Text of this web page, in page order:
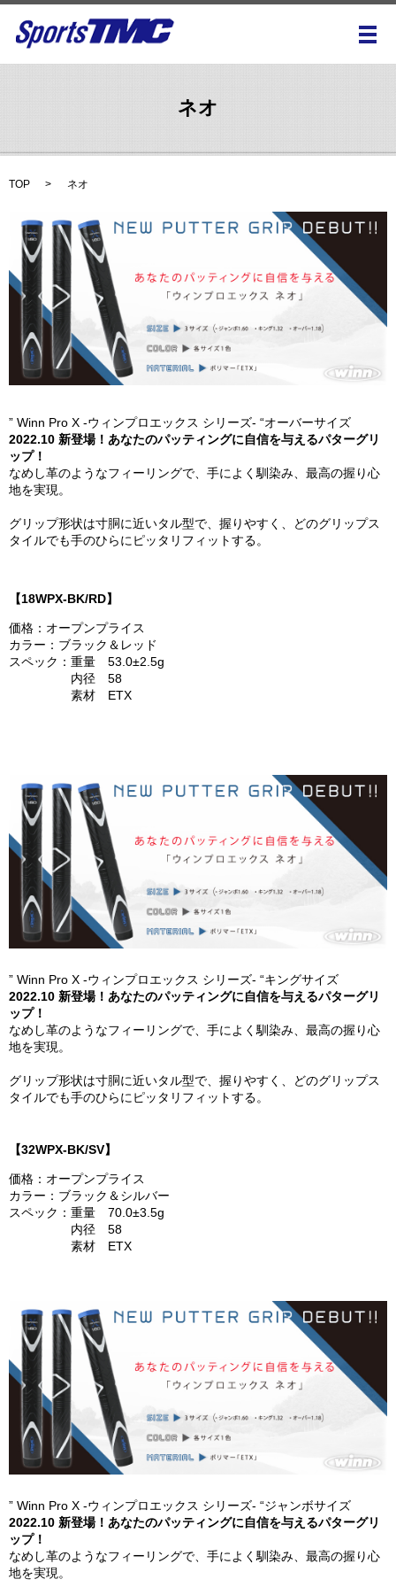
メ
ネオ
TOP ネオ
” Winn Pro X -ウィンプロエックス シリーズ- “オーバーサイズ
2022.10 新登場！あなたのパッティングに自信を与えるパターグリ
ップ！
なめし革のようなフィーリングで、手によく馴染み、最高の握り心
地を実現。
グリップ形状は寸胴に近いタル型で、握りやすく、どのグリップス
タイルでも手のひらにピッタリフィットする。
【18WPX-BK/RD】
価格：オープンプライス
カラー：ブラック＆レッド
スペック：重量 53.0±2.5g
内径 58
素材 ETX
” Winn Pro X -ウィンプロエックス シリーズ- “キングサイズ
2022.10 新登場！あなたのパッティングに自信を与えるパターグリ
ップ！
なめし革のようなフィーリングで、手によく馴染み、最高の握り心
地を実現。
グリップ形状は寸胴に近いタル型で、握りやすく、どのグリップス
タイルでも手のひらにピッタリフィットする。
【32WPX-BK/SV】
価格：オープンプライス
カラー：ブラック＆シルバー
スペック：重量 70.0±3.5g
内径 58
素材 ETX
” Winn Pro X -ウィンプロエックス シリーズ- “ジャンボサイズ
2022.10 新登場！あなたのパッティングに自信を与えるパターグリ
ップ！
なめし革のようなフィーリングで、手によく馴染み、最高の握り心
地を実現。